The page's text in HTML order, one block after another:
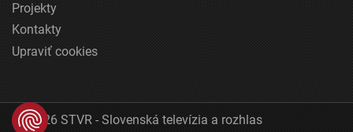
Projekty
Kontakty
Upraviť cookies
© 2026 STVR - Slovenská televízia a rozhlas